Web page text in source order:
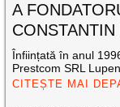
A
CONSTANTIN
Înființată în anul
Prestcom SRL
CITEȘTE MAI